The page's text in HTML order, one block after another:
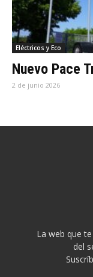
Eléctricos y Eco
Nuevo Pace
2 de junio 2026
La web que
del